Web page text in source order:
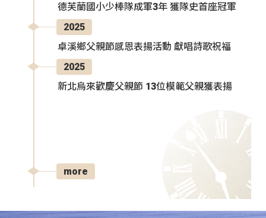
德芙蘭國小少棒隊成軍3年 獲隊史首座冠軍
2025
卓溪鄉父親節感恩表揚活動 獻唱詩歌祝福
2025
新北烏來歡慶父親節 13位模範父親獲表揚
more